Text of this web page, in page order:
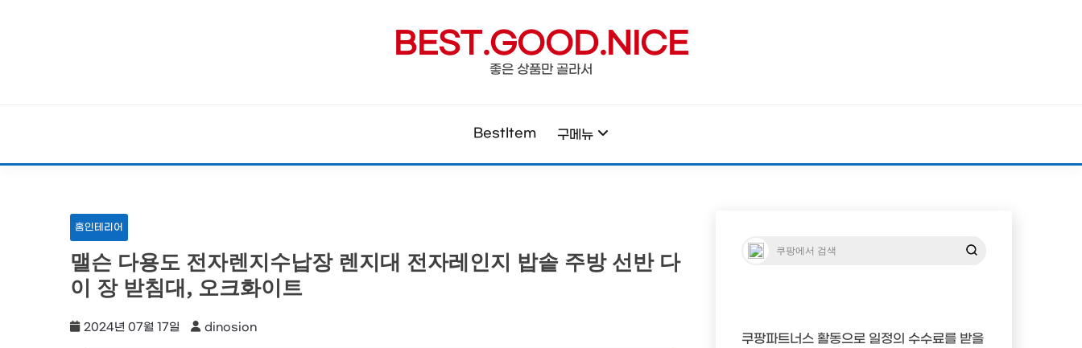
BEST.GOOD.NICE
좋은 상품만 골라서
BestItem 구메뉴
홈인테리어
맬슨 다용도 전자렌지수납장 렌지대 전자레인지 밥솥 주방 선반 다
이 장 받침대, 오크화이트
2024년 07월 17일 dinosion
쿠팡파트너스 활동으로 일정의 수수료를 받을